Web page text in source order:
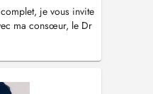
je vous invite
ma consœur, le Dr
mon cabinet.
cf Doctena
d'arrivée